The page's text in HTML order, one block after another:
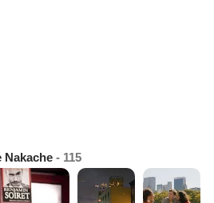
Nakache - 115